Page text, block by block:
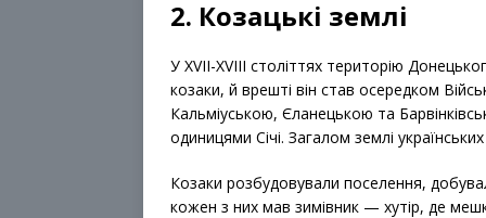
2. Козацькі землі
У XVII-XVIII століттях територію
козаки, й врешті він став осередком
Кальміуською, Єланецькою та
одиницями Січі. Загалом землі
Козаки розбудовували поселення,
кожен з них мав зимівник — хутір, де